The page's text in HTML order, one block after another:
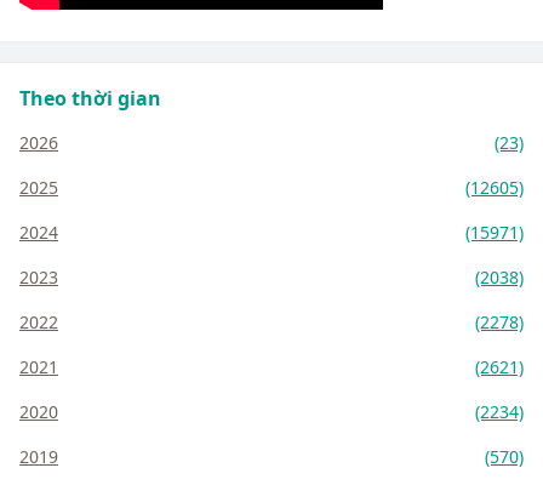
Theo thời gian
2026
(23)
2025
(12605)
2024
(15971)
2023
(2038)
2022
(2278)
2021
(2621)
2020
(2234)
2019
(570)